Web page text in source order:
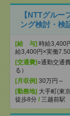
【NTTグル
ング検討・検
[給 与] 時給3,400
給3,400円×実働
[交通費] ○通勤交通
る）
[月収例] 30万円～
[勤務地] 大手町(東
徒歩8分 / 三越前駅